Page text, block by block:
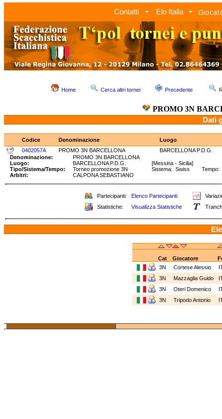
Contatti Elo Italia
Home Cerca altri tornei Precedente
PROMO 3N
Dati
Codice Denominazione
Luogo
0402057A
PROMO 3N BARCELLONA
BARCELLONA P.D.G.
Denominazione:
PROMO 3N BARCELLONA
Luogo:
BARCELLONA P.D.G.
[Messina - Sicilia]
Tipo/Sistema/Tempo:
Torneo promozione 3N
Sistema: Swiss Tempo: 1
Arbitri:
CALPONA SEBASTIANO
Partecipanti: Elenco Partecipanti
Statistiche:
Visualizza Statistiche
Cat Giocatore
3N
Cortese Alessio
3N
Mazzaglia Guido
3N
Oteri Domenico
3N
Tripodo Antonio